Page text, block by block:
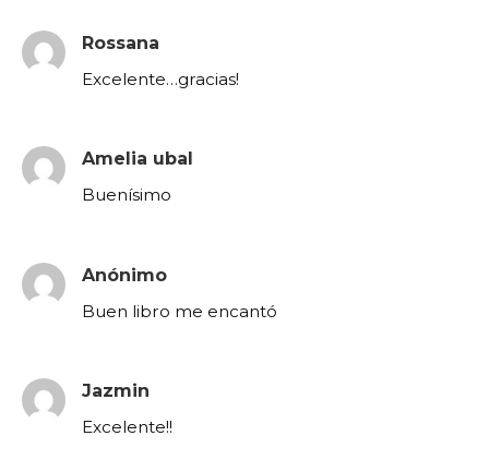
Rossana
Excelente…gracias!
Amelia ubal
Buenísimo
Anónimo
Buen libro me encantó
Jazmin
Excelente!!